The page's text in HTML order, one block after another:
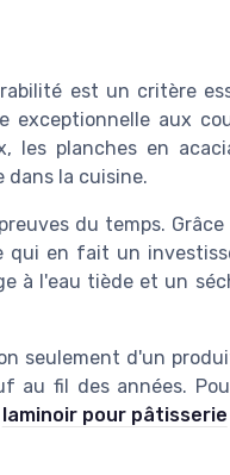
est un critère
exceptionnelle aux
les planches en
la cuisine.
du temps.
qui en fait un
à l'eau tiède et un
seulement d'un
au fil des années.
laminoir pour pâtisserie